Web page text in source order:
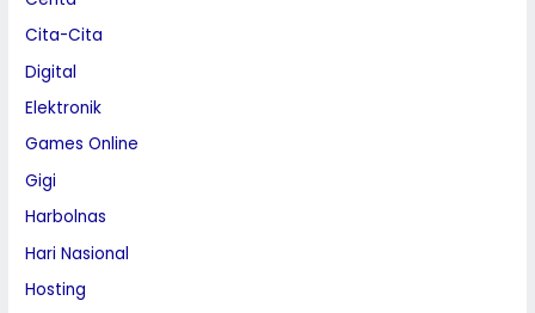
Cita-Cita
Digital
Elektronik
Games Online
Gigi
Harbolnas
Hari Nasional
Hosting